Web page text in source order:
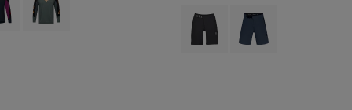
Product swatch type of Schwarz.
Product swatch type of